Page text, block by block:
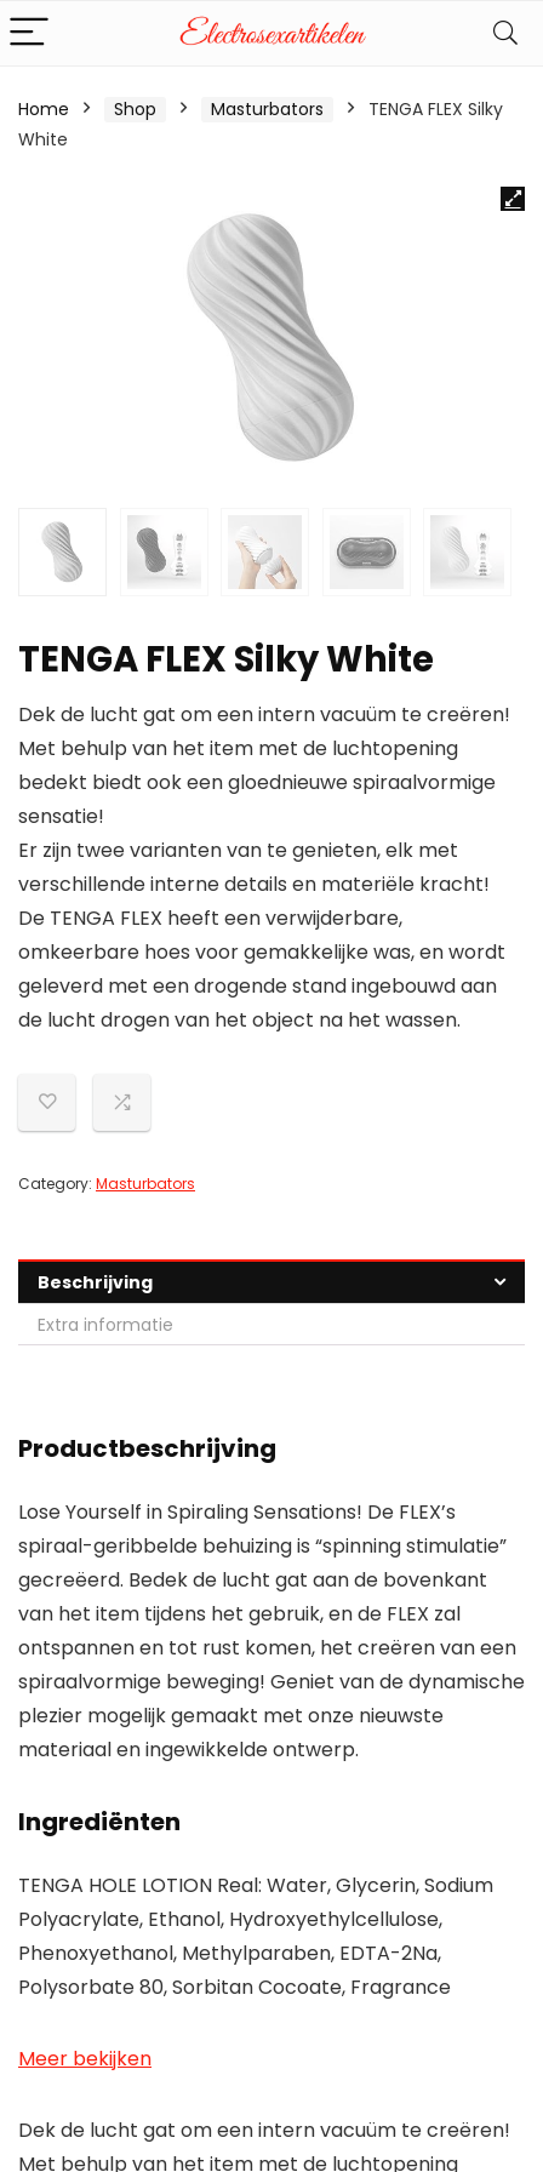
Home Shop Masturbators
TENGA FLEX Silky
White
TENGA FLEX Silky White
Dek de lucht gat om een ​​intern vacuüm te creëren!
Met behulp van het item met de luchtopening
bedekt biedt ook een gloednieuwe spiraalvormige
sensatie!
Er zijn twee varianten van te genieten, elk met
verschillende interne details en materiële kracht!
De TENGA FLEX heeft een verwijderbare,
omkeerbare hoes voor gemakkelijke was, en wordt
geleverd met een drogende stand ingebouwd aan
de lucht drogen van het object na het wassen.
Category: Masturbators
Beschrijving
Extra informatie
Productbeschrijving
Lose Yourself in Spiraling Sensations! De FLEX’s
spiraal-geribbelde behuizing is “spinning stimulatie”
gecreëerd. Bedek de lucht gat aan de bovenkant
van het item tijdens het gebruik, en de FLEX zal
ontspannen en tot rust komen, het creëren van een
spiraalvormige beweging! Geniet van de dynamische
plezier mogelijk gemaakt met onze nieuwste
materiaal en ingewikkelde ontwerp.
Ingrediënten
TENGA HOLE LOTION Real: Water, Glycerin, Sodium
Polyacrylate, Ethanol, Hydroxyethylcellulose,
Phenoxyethanol, Methylparaben, EDTA-2Na,
Polysorbate 80, Sorbitan Cocoate, Fragrance
Meer bekijken
Dek de lucht gat om een ​​intern vacuüm te creëren!
Met behulp van het item met de luchtopening